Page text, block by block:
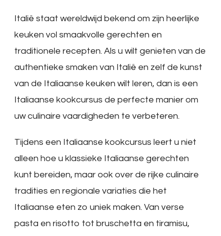
Italië staat wereldwijd bekend om zijn heerlijke
keuken vol smaakvolle gerechten en
traditionele recepten. Als u wilt genieten van de
authentieke smaken van Italië en zelf de kunst
van de Italiaanse keuken wilt leren, dan is een
Italiaanse kookcursus de perfecte manier om
uw culinaire vaardigheden te verbeteren.
Tijdens een Italiaanse kookcursus leert u niet
alleen hoe u klassieke Italiaanse gerechten
kunt bereiden, maar ook over de rijke culinaire
tradities en regionale variaties die het
Italiaanse eten zo uniek maken. Van verse
pasta en risotto tot bruschetta en tiramisu,